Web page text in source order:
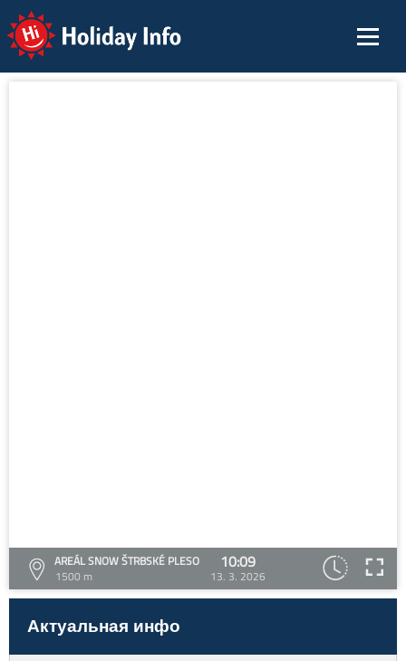
Holiday Info
AREÁL SNOW ŠTRBSKÉ PLESO
1500 m
10:09
13. 3. 2026
Актуальная инфо